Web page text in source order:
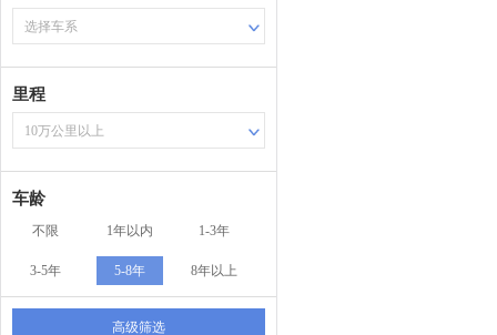
选择车系
里程
10万公里以上
车龄
不限 1年以内 1-3年
3-5年 5-8年 8年以上
高级筛选